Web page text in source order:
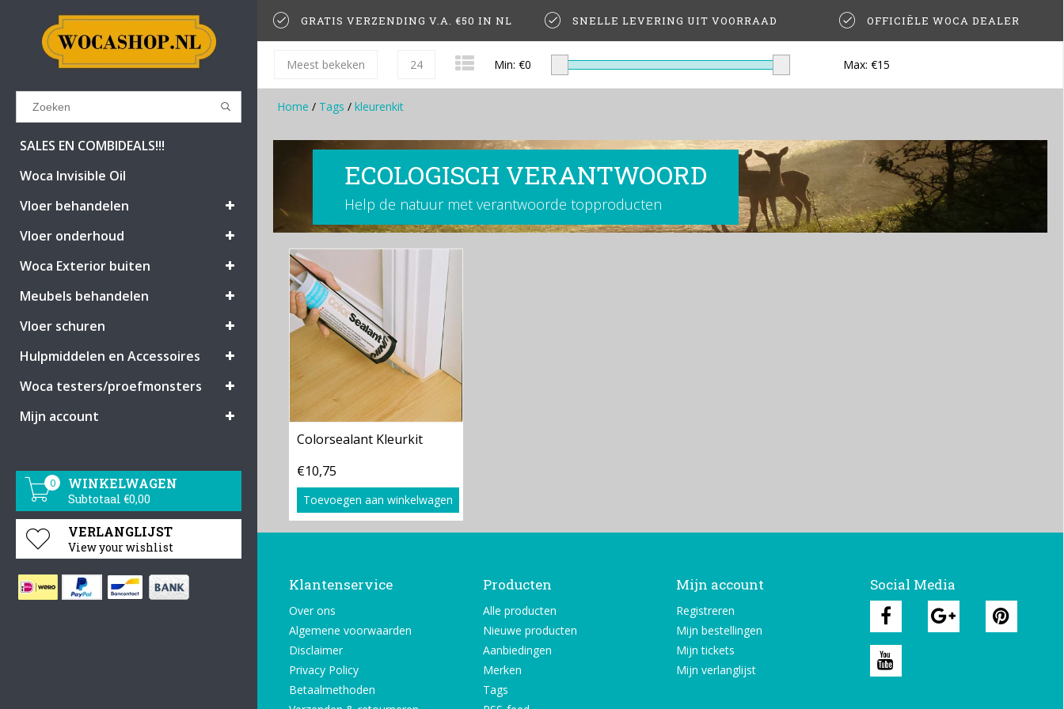
Results found
BEKIJK ALLE RESULTATEN
GA TERUG
SALES EN COMBIDEALS!!!
Woca Invisible Oil
Vloer behandelen
Vloer onderhoud
Woca Exterior buiten
Meubels behandelen
Vloer schuren
Hulpmiddelen en Accessoires
Woca testers/proefmonsters
Mijn account
0 WINKELWAGEN
Subtotaal €0,00
VERLANGLIJST
View your wishlist
GRATIS VERZENDING V.A. €50 IN NL SNELLE LEVERING UIT VOORRAAD OFFICIËLE WOCA DEALER
Meest bekeken 24 Min: €0 Max: €15
Home / Tags / kleurenkit
ECOLOGISCH VERANTWOORD
Help de natuur met verantwoorde topproducten
Colorsealant Kleurkit
€10,75
Toevoegen aan winkelwagen
Klantenservice
Over ons
Algemene voorwaarden
Disclaimer
Privacy Policy
Betaalmethoden
Producten
Alle producten
Nieuwe producten
Aanbiedingen
Merken
Tags
Mijn account
Registreren
Mijn bestellingen
Mijn tickets
Mijn verlanglijst
Social Media